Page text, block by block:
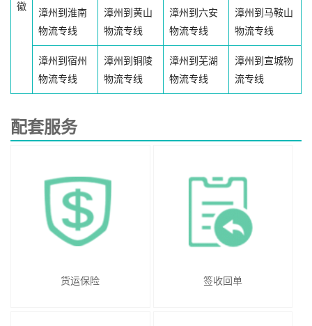
徽
漳州到淮南
物流专线
漳州到黄山
物流专线
漳州到六安
物流专线
漳州到马鞍山
物流专线
漳州到宿州
物流专线
漳州到铜陵
物流专线
漳州到芜湖
物流专线
漳州到宣城物
流专线
配套服务
货运保险 签收回单